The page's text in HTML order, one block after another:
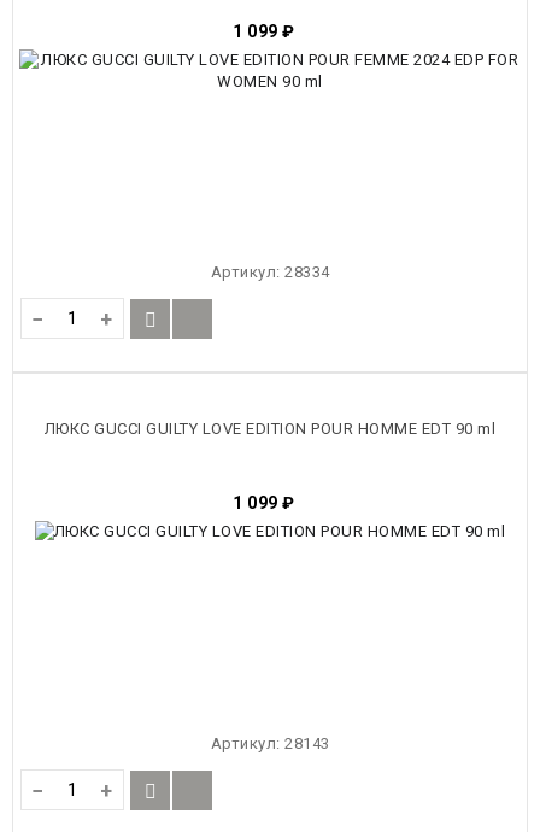
1 099 ₽
Артикул: 28334
− +
ЛЮКС GUCCI GUILTY LOVE EDITION POUR HOMME EDT 90 ml
1 099 ₽
Артикул: 28143
− +